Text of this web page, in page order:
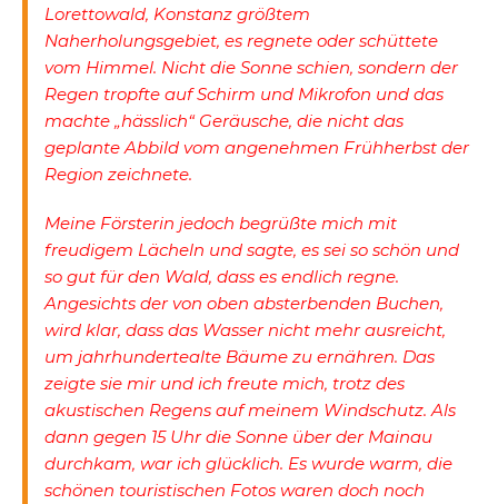
Lorettowald, Konstanz größtem
Naherholungsgebiet, es regnete oder schüttete
vom Himmel. Nicht die Sonne schien, sondern der
Regen tropfte auf Schirm und Mikrofon und das
machte „hässlich“ Geräusche, die nicht das
geplante Abbild vom angenehmen Frühherbst der
Region zeichnete.
Meine Försterin jedoch begrüßte mich mit
freudigem Lächeln und sagte, es sei so schön und
so gut für den Wald, dass es endlich regne.
Angesichts der von oben absterbenden Buchen,
wird klar, dass das Wasser nicht mehr ausreicht,
um jahrhundertealte Bäume zu ernähren. Das
zeigte sie mir und ich freute mich, trotz des
akustischen Regens auf meinem Windschutz. Als
dann gegen 15 Uhr die Sonne über der Mainau
durchkam, war ich glücklich. Es wurde warm, die
schönen touristischen Fotos waren doch noch